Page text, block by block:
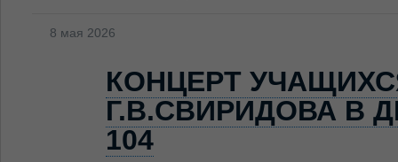
8 мая 2026
КОНЦЕРТ
Г.В.СВИРИДОВА В
104